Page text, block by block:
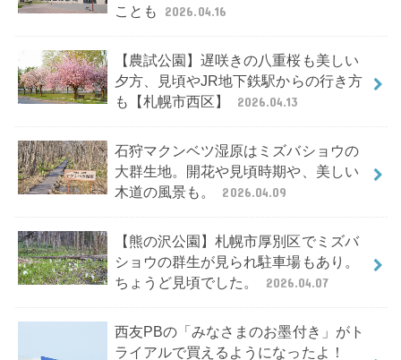
ことも
2026.04.16
【農試公園】遅咲きの八重桜も美しい
夕方、見頃やJR地下鉄駅からの行き方
も【札幌市西区】
2026.04.13
石狩マクンベツ湿原はミズバショウの
大群生地。開花や見頃時期や、美しい
木道の風景も。
2026.04.09
【熊の沢公園】札幌市厚別区でミズバ
ショウの群生が見られ駐車場もあり。
ちょうど見頃でした。
2026.04.07
西友PBの「みなさまのお墨付き」がト
ライアルで買えるようになったよ！